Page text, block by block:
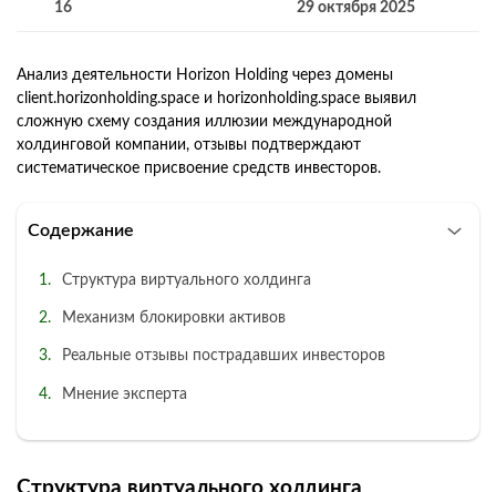
16
29 октября 2025
Анализ деятельности Horizon Holding через домены
client.horizonholding.space и horizonholding.space выявил
сложную схему создания иллюзии международной
холдинговой компании, отзывы подтверждают
систематическое присвоение средств инвесторов.
Содержание
Структура виртуального холдинга
Механизм блокировки активов
Реальные отзывы пострадавших инвесторов
Мнение эксперта
Структура виртуального холдинга